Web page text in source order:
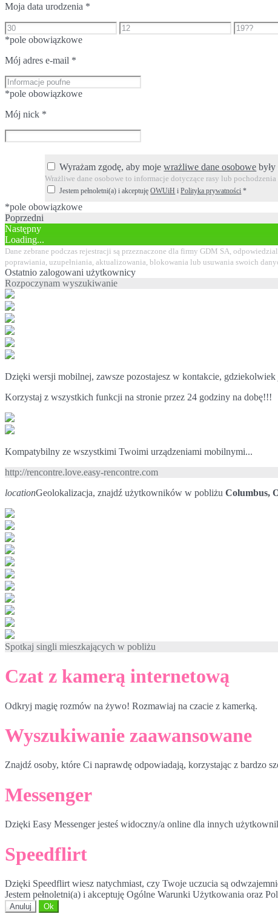
Moja data urodzenia *
*pole obowiązkowe
Mój adres e-mail *
*pole obowiązkowe
Mój nick *
Wyrażam zgodę, aby mojewrażliwe dane osobowe
Wrażliwe dane osobowe to informacje dotyczące rasy lub
Jestem pełnoletni(a) i akceptujęOWUiH iPolityka prywatności *
*pole obowiązkowe
Poprzedni
Następny
Loading...
Dane zebrane podczas rejestracji są przeznaczone dla firmy GDM SA,
poprawiania, uzupełniania, aktualizowania, blokowania lub usuwania swoich
Ostatnio zalogowani użytkownicy
Rozpoczynam wyszukiwanie
Dzięki wersji mobilnej, zawsze pozostajesz w kontakcie, gdziekolwiek
Korzystaj z wszystkich funkcji na stronie przez 24 godziny na dobę!!!
Kompatybilny ze wszystkimi Twoimi urządzeniami mobilnymi...
http://rencontre.love.easy-rencontre.com
locationGeolokalizacja, znajdź użytkowników w pobliżu Columbus,
Spotkaj singli mieszkających w pobliżu
Czat z kamerą internetową
Odkryj magię rozmów na żywo! Rozmawiaj na czacie z kamerką.
Wyszukiwanie zaawansowane
Znajdź osoby, które Ci naprawdę odpowiadają, korzystając z bardzo
Messenger
Dzięki Easy Messenger jesteś widoczny/a online dla innych
Speedflirt
Dzięki Speedflirt wiesz natychmiast, czy Twoje uczucia są
Jestem pełnoletni(a) i akceptuję Ogólne Warunki Użytkowania oraz
Anuluj Ok